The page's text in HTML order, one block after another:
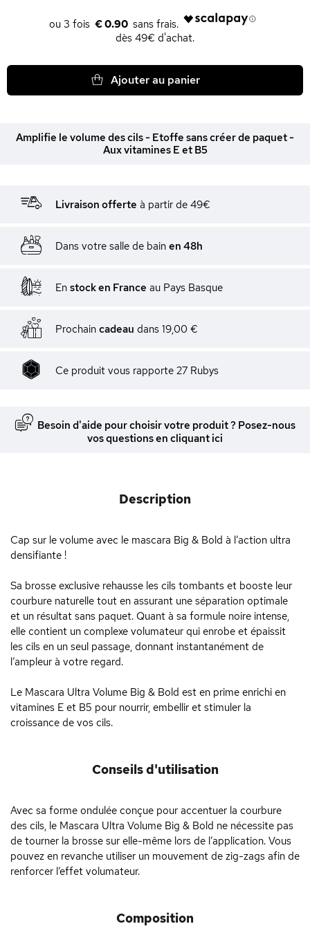
€ 0.90
dès 49€ d'achat.
Ajouter au panier
Amplifie le volume des cils - Etoffe sans créer de paquet -
Aux vitamines E et B5
Livraison offerte à partir de 49€
Dans votre salle de bain en 48h
En stock en France au Pays Basque
Prochain cadeau dans 19,00 €
Ce produit vous rapporte 27 Rubys
Besoin d'aide pour choisir votre produit ? Posez-nous
vos questions en cliquant ici
Description
Cap sur le volume avec le mascara Big & Bold à l’action ultra
densifiante !
Sa brosse exclusive rehausse les cils tombants et booste leur
courbure naturelle tout en assurant une séparation optimale
et un résultat sans paquet. Quant à sa formule noire intense,
elle contient un complexe volumateur qui enrobe et épaissit
les cils en un seul passage, donnant instantanément de
l’ampleur à votre regard.
Le Mascara Ultra Volume Big & Bold est en prime enrichi en
vitamines E et B5 pour nourrir, embellir et stimuler la
croissance de vos cils.
Conseils d'utilisation
Avec sa forme ondulée conçue pour accentuer la courbure
des cils, le Mascara Ultra Volume Big & Bold ne nécessite pas
de tourner la brosse sur elle-même lors de l’application. Vous
pouvez en revanche utiliser un mouvement de zig-zags afin de
renforcer l’effet volumateur.
Composition